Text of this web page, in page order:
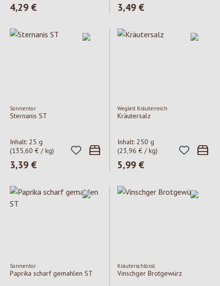
Regulärer Preis:
4,29 € Regulärer Preis:
3,49 €
Sonnentor
Sternanis ST
Inhalt: 25 g
(135,60 € / kg)
Regulärer Preis:
3,39 €
Wegleit Kräuterreich
Kräutersalz
Inhalt: 250 g
(23,96 € / kg)
Regulärer Preis:
5,99 €
Sonnentor
Paprika scharf gemahlen ST
Kräuterschlössl
Vinschger Brotgewürz